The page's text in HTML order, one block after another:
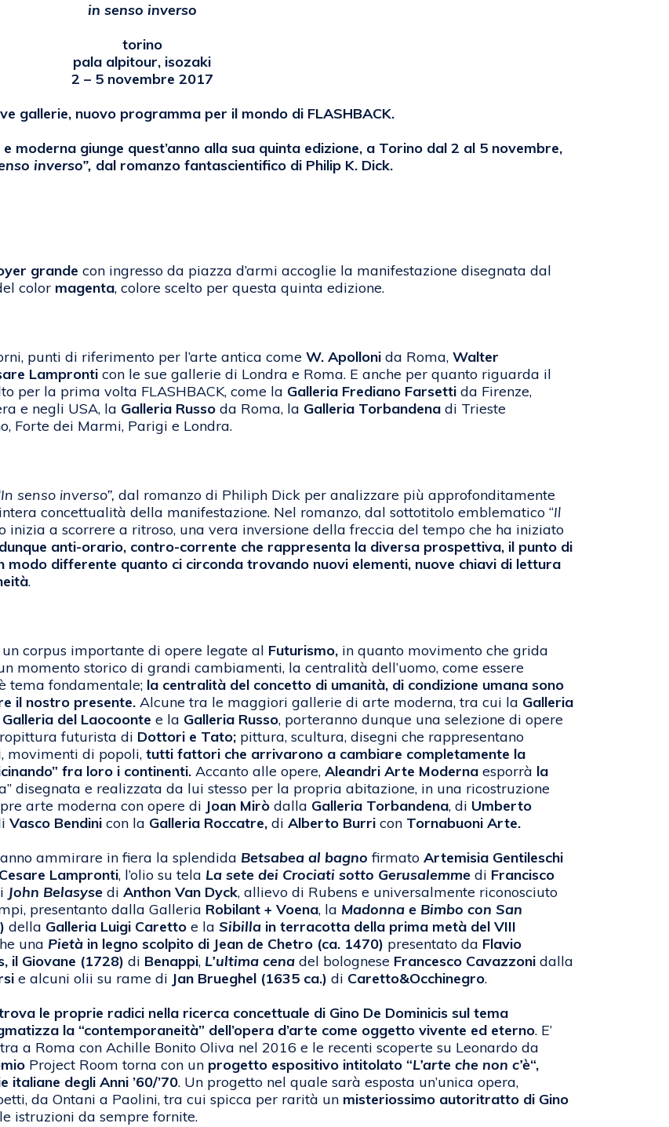
in senso inverso
torino
pala alpitour, isozaki
2 – 5 novembre 2017
gallerie, nuovo programma per il mondo di FLASHBACK.
moderna giunge quest’anno alla sua quinta edizione, a Torino dal 2 al 5 novembre,
inverso”, dal romanzo fantascientifico di Philip K. Dick.
grande con ingresso da piazza d’armi accoglie la manifestazione disegnata dal
color magenta, colore scelto per questa quinta edizione.
punti di riferimento per l’arte antica come W. Apolloni da Roma, Walter
Lampronti con le sue gallerie di Londra e Roma. E anche per quanto riguarda il
per la prima volta FLASHBACK, come la Galleria Frediano Farsetti da Firenze,
e negli USA, la Galleria Russo da Roma, la Galleria Torbandena di Trieste
Forte dei Marmi, Parigi e Londra.
senso inverso”, dal romanzo di Philiph Dick per analizzare più approfonditamente
concettualità della manifestazione. Nel romanzo, dal sottotitolo emblematico “Il
inizia a scorrere a ritroso, una vera inversione della freccia del tempo che ha iniziato
dunque anti-orario, contro-corrente che rappresenta la diversa prospettiva, il punto di
differente quanto ci circonda trovando nuovi elementi, nuove chiavi di lettura
.
corpus importante di opere legate al Futurismo, in quanto movimento che grida
momento storico di grandi cambiamenti, la centralità dell’uomo, come essere
tema fondamentale; la centralità del concetto di umanità, di condizione umana sono
il nostro presente. Alcune tra le maggiori gallerie di arte moderna, tra cui la Galleria
Galleria del Laocoonte e la Galleria Russo, porteranno dunque una selezione di opere
futurista di Dottori e Tato; pittura, scultura, disegni che rappresentano
movimenti di popoli, tutti fattori che arrivarono a cambiare completamente la
fra loro i continenti. Accanto alle opere, Aleandri Arte Moderna esporrà la
disegnata e realizzata da lui stesso per la propria abitazione, in una ricostruzione
arte moderna con opere di Joan Mirò dalla Galleria Torbandena, di Umberto
Vasco Bendini con la Galleria Roccatre, di Alberto Burri con Tornabuoni Arte.
ammirare in fiera la splendida Betsabea al bagno firmato Artemisia Gentileschi
Cesare Lampronti, l’olio su tela La sete dei Crociati sotto Gerusalemme di Francisco
John Belasyse di Anthon Van Dyck, allievo di Rubens e universalmente riconosciuto
presentanto dalla Galleria Robilant + Voena, la Madonna e Bimbo con San
della Galleria Luigi Caretto e la Sibilla in terracotta della prima metà del VIII
una Pietà in legno scolpito di Jean de Chetro (ca. 1470) presentato da Flavio
il Giovane (1728) di Benappi, L’ultima cena del bolognese Francesco Cavazzoni dalla
e alcuni olii su rame di Jan Brueghel (1635 ca.) di Caretto&Occhinegro.
le proprie radici nella ricerca concettuale di Gino De Dominicis sul tema
la “contemporaneità” dell’opera d’arte come oggetto vivente ed eterno. E’
a Roma con Achille Bonito Oliva nel 2016 e le recenti scoperte su Leonardo da
Project Room torna con un progetto espositivo intitolato “L’arte che non c’è“,
degli Anni ’60/’70. Un progetto nel quale sarà esposta un’unica opera,
da Ontani a Paolini, tra cui spicca per rarità un misteriossimo autoritratto di Gino
istruzioni da sempre fornite.